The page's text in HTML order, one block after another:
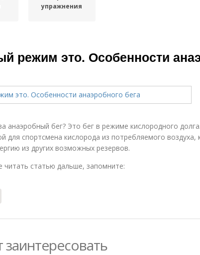
упражнения
режим это. Особенности
анаэробный бег? Это бег в режиме кислородного
для спортсмена кислорода из потребляемого воздуха,
из других возможных резервов.
статью дальше, запомните: